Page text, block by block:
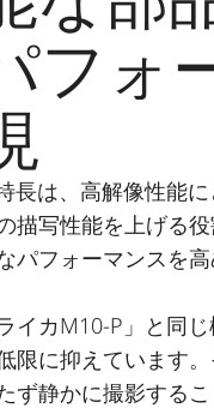
フォ
長は、高解像性能
描写性能を上げる
パフォーマンスを高
イカM10-P」と同
限に抑えています
ず静かに撮影する